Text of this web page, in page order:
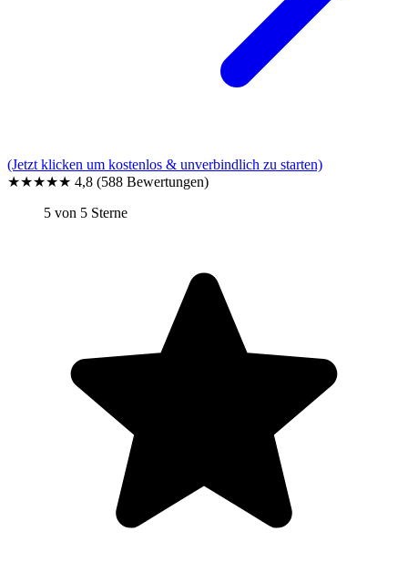
(Jetzt klicken um kostenlos & unverbindlich zu starten)
★★★★★ 4,8 (588 Bewertungen)
5 von 5 Sterne